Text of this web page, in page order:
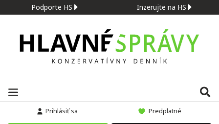
Podporte HS Inzerujte na HS
Prihlásiť sa Predplatné